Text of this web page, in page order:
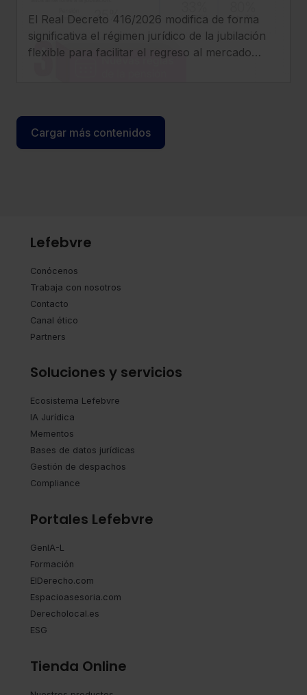
introduce el Real Decreto
416/2026
El Real Decreto 416/2026 modifica de forma
significativa el régimen jurídico de la jubilación
flexible para facilitar el regreso al mercado
determinados complementos.
Cargar más contenidos
Lefebvre
Conócenos
Trabaja con nosotros
Contacto
Canal ético
Partners
Soluciones y servicios
Ecosistema Lefebvre
IA Jurídica
Mementos
Bases de datos jurídicas
Gestión de despachos
Compliance
Portales Lefebvre
GenIA-L
Formación
ElDerecho.com
Espacioasesoria.com
Derecholocal.es
ESG
Tienda Online